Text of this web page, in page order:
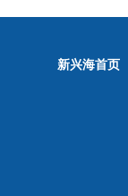
新兴海首页